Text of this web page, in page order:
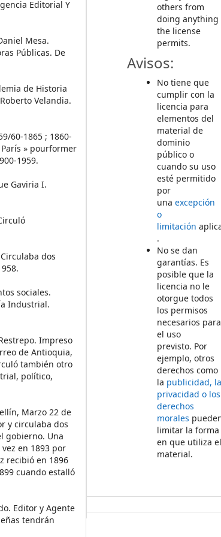
Editorial Y
Mesa.
Públicas. De
de Historia
Velandia.
60-1865 ; 1860-
» pourformer
1959.
Gaviria I.
dos
sociales.
Industrial.
Impreso
de Antioquia,
también otro
político,
Marzo 22 de
y circulaba dos
gobierno. Una
en 1893 por
recibió en 1896
cuando estalló
Editor y Agente
tendrán
others from
doing anything
the license
permits.
Avisos:
No tiene que
cumplir con la
licencia para
elementos del
material de
dominio
público o
cuando su uso
esté permitido
por
unaexcepción
o
limitación
.
No se dan
garantías. Es
posible que la
licencia no le
otorgue todos
los permisos
necesarios para
el uso
previsto. Por
ejemplo, otros
derechos como
la publicidad,
privacidad o los
derechos
morales
limitar la forma
en que utiliza
material.